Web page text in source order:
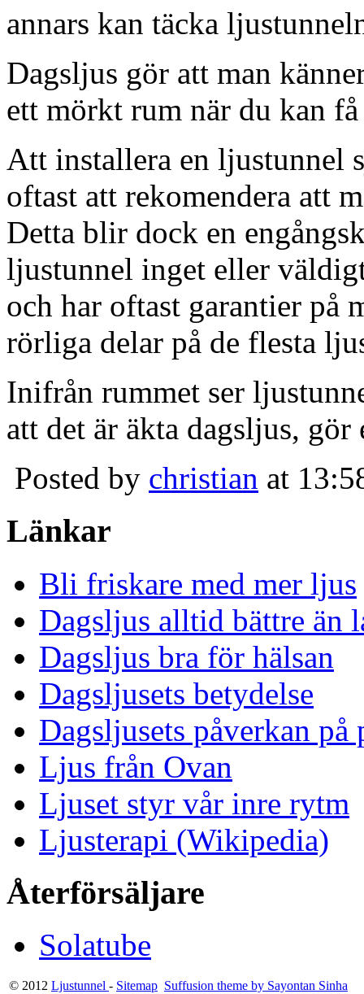
annars kan täcka
Dagsljus gör att man
ett mörkt rum när du kan
Att installera en ljustunnel
oftast att rekomendera att
Detta blir dock en
ljustunnel inget eller
och har oftast garantier på
rörliga delar på de flesta
Inifrån rummet ser
att det är äkta dagsljus,
Posted by christian at
Länkar
Bli friskare med mer ljus
Dagsljus alltid bättre än
Dagsljus bra för hälsan
Dagsljusets betydelse
Dagsljusets påverkan på
Ljus från Ovan
Ljuset styr vår inre rytm
Ljusterapi (Wikipedia)
Återförsäljare
Solatube
© 2012 Ljustunnel - Sitemap Suffusion theme by Sayontan Sinha